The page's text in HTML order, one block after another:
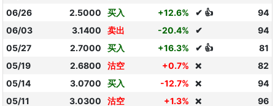
06/26
2.5000 买入 +12.6% ✔ 👍
94
06/03
3.1400 卖出 -20.4% ✔
94
05/27
2.7000 买入 +16.3% ✔ 👍
81
05/19
2.6800 沽空 +0.7% ❌
82
05/14
3.0700 买入 -12.7% ❌
94
05/11
3.0300 沽空 +1.3% ❌
96